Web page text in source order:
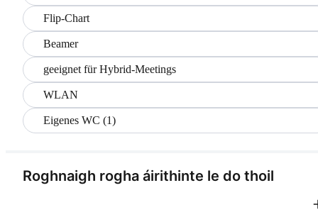
Flip-Chart
Beamer
geeignet für Hybrid-Meetings
WLAN
Eigenes WC (1)
Roghnaigh rogha áirithinte le do thoil